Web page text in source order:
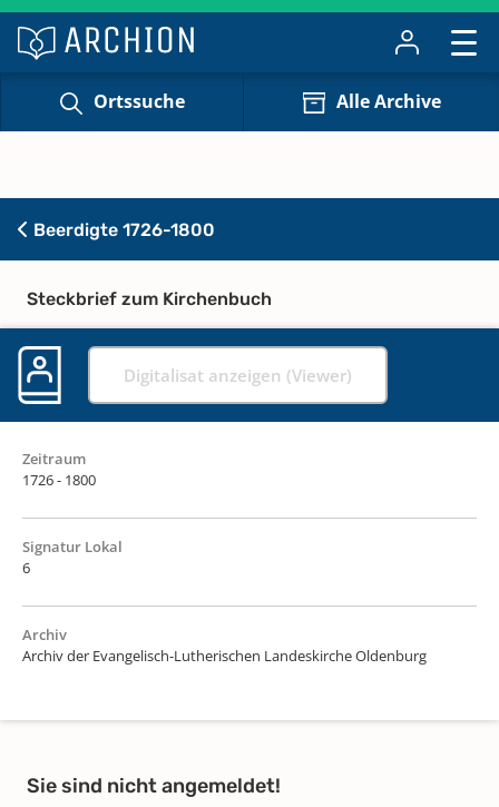
Ortssuche Alle Archive
Beerdigte 1726-1800
Steckbrief zum Kirchenbuch
Digitalisat anzeigen (Viewer)
Zeitraum
1726 - 1800
Signatur Lokal
6
Archiv
Archiv der Evangelisch-Lutherischen Landeskirche Oldenburg
Sie sind nicht angemeldet!